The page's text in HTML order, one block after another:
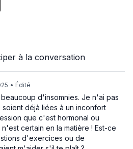
prochaine, nous utiliserons la
c'est le moment d'en
à la conversation
• Édité
d'insomnies. Je n'ai pas
déjà liées à un inconfort
que c'est hormonal ou
certain en la matière ! Est-ce
d'exercices ou de